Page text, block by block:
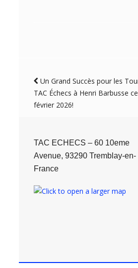
Un Grand Succès pour les
TAC Échecs à Henri Barbusse
février 2026!
TAC ECHECS – 60 10eme
Avenue, 93290 Tremblay-en-
France